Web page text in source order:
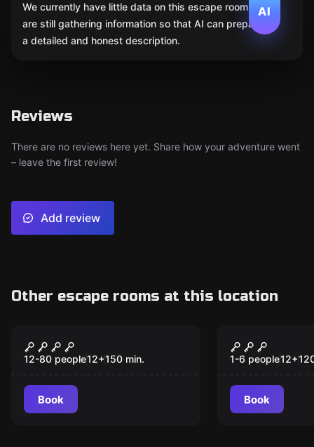
AI
We currently have little data on this escape room. We
are still gathering information so that AI can prepare
a detailed and honest description.
Reviews
There are no reviews here yet. Share how your adventure went
– leave the first review!
Add review
Other escape rooms at this location
RFPD Bielefeld
12-80 people12+150 min.
Book
Der
Teil 1
1-6 people12+
Book